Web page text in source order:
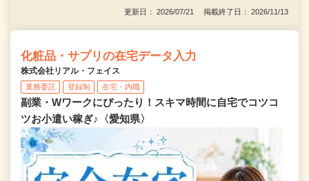
更新日： 2026/07/21 掲載終了日： 2026/11/13
化粧品・サプリの在宅データ入力
株式会社リアル・フェイス
業務委託 登録制 在宅・内職
副業・Wワークにぴったり！スキマ時間に自宅でコツコ
ツお小遣い稼ぎ♪〈愛知県〉